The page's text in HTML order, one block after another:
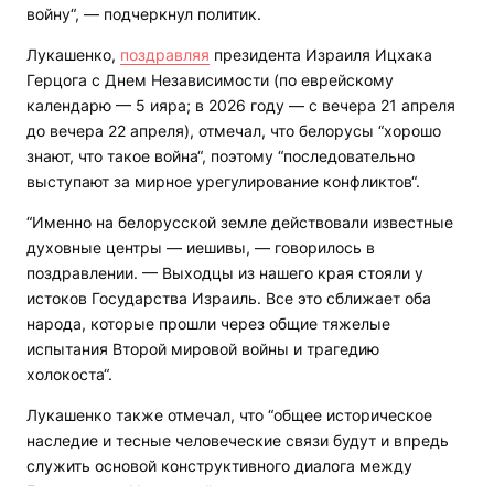
войну“, — подчеркнул политик.
Лукашенко, поздравляя президента Израиля Ицхака
Герцога с Днем Независимости (по еврейскому
календарю — 5 ияра; в 2026 году — с вечера 21 апреля
до вечера 22 апреля), отмечал, что белорусы “хорошо
знают, что такое война“, поэтому “последовательно
выступают за мирное урегулирование конфликтов“.
“Именно на белорусской земле действовали известные
духовные центры — иешивы, — говорилось в
поздравлении. — Выходцы из нашего края стояли у
истоков Государства Израиль. Все это сближает оба
народа, которые прошли через общие тяжелые
испытания Второй мировой войны и трагедию
холокоста“.
Лукашенко также отмечал, что “общее историческое
наследие и тесные человеческие связи будут и впредь
служить основой конструктивного диалога между